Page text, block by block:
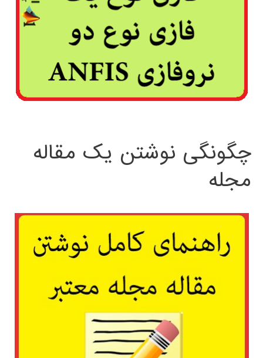
چگونگی نوشتن یک مقاله
مجله